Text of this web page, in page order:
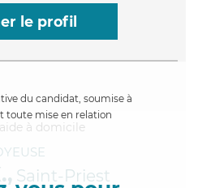
le profil
du candidat, soumise à
toute mise en relation
Saint-Priest